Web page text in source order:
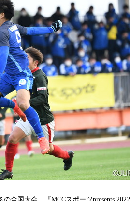
全国大会、『MCCスポーツpresents 2022